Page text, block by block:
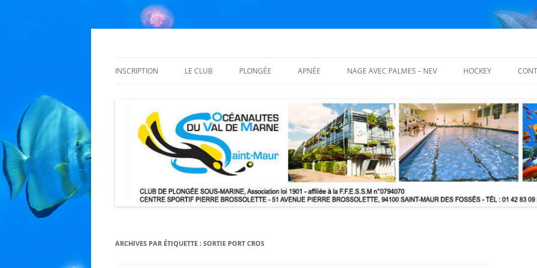
Aller
INSCRIPTION
TARIFS: MARDI ET JEUDI
RÈGLEMENT INTÉRIEUR
CERTIFICAT MÉDICAL
LE CLUB
ENCADRANTS
INFOS PRATIQUES
L’HISTOIRE DES OVM
PLONGÉE
FOSSES
PLANNING BLOCS
COURS THÉORIQUES
MANUELS DE FORMATION
TECHNIQUE (MFT) FFESSM
APNÉE
COURS THÉORIQUES
NAGE AVEC PALMES – NEV
NAGE EN EAU VIVE – NEV
HOCKEY
PHOTOS
ARCHIVES PAR ÉTIQUETTE : SORTIE PORT CROS